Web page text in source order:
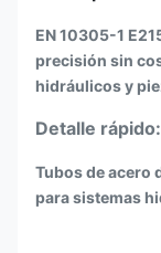
EN 10305-1
precisión sin
hidráulicos y
Detalle rápido:
Tubos de acero
para sistemas